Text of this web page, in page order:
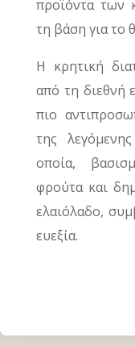
προϊόντα των
τη βάση για το
Η κρητική
από τη διεθνή
πιο
της
οποία,
φρούτα και
ελαιόλαδο,
ευεξία.